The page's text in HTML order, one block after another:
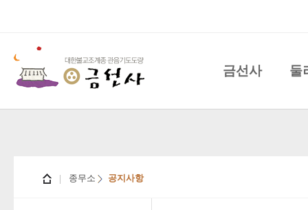
금선사 둘
종무소 공지사항